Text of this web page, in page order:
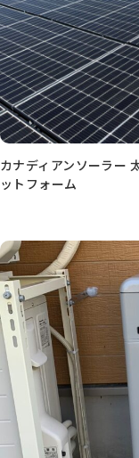
カナディアンソーラー
ットフォーム